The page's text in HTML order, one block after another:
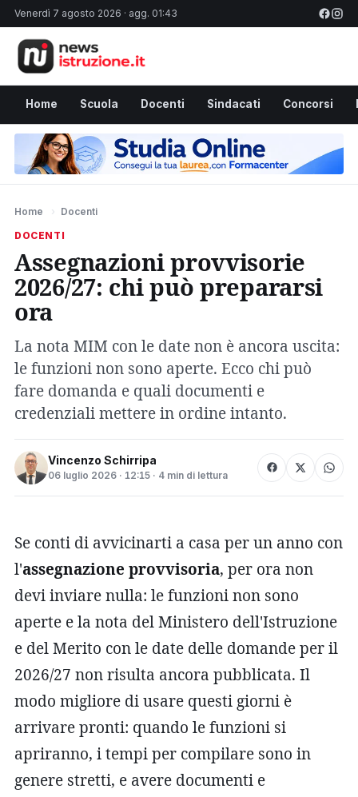
Venerdì 7 agosto 2026 · agg. 01:43
Home Scuola Docenti Sindacati Concorsi
Home › Docenti
DOCENTI
Assegnazioni provvisorie
2026/27: chi può prepararsi
ora
La nota MIM con le date non è ancora uscita:
le funzioni non sono aperte. Ecco chi può
fare domanda e quali documenti e
credenziali mettere in ordine intanto.
Vincenzo Schirripa
06 luglio 2026 · 12:15 · 4 min di lettura
Se conti di avvicinarti a casa per un anno con
l'assegnazione provvisoria, per ora non
devi inviare nulla: le funzioni non sono
aperte e la nota del Ministero dell'Istruzione
e del Merito con le date delle domande per il
2026/27 non risulta ancora pubblicata. Il
modo migliore di usare questi giorni è
arrivare pronti: quando le funzioni si
apriranno, i tempi per compilare sono in
genere stretti, e avere documenti e